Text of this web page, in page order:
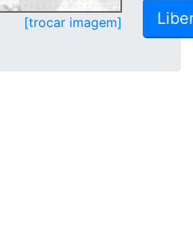
[trocar imagem]